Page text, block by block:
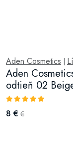
Aden Cosmetics
Aden
odtieň 02
8 € €